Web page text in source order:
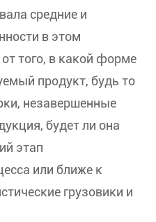
средние и
в этом
того, в какой форме
продукт, будь то
незавершенные
будет ли она
этап
или ближе к
грузовики и